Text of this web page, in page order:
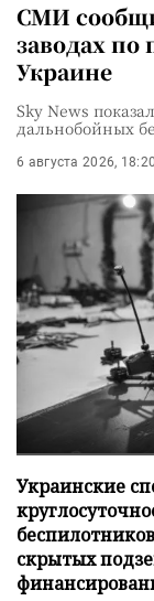
СМИ
заводах по
Украине
Sky News
дальнобойных
6 августа 2026, 18:20
Украинские
скрытых